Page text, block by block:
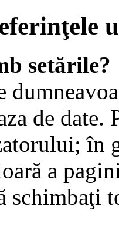
setările?
de
în
a
schimbaţi